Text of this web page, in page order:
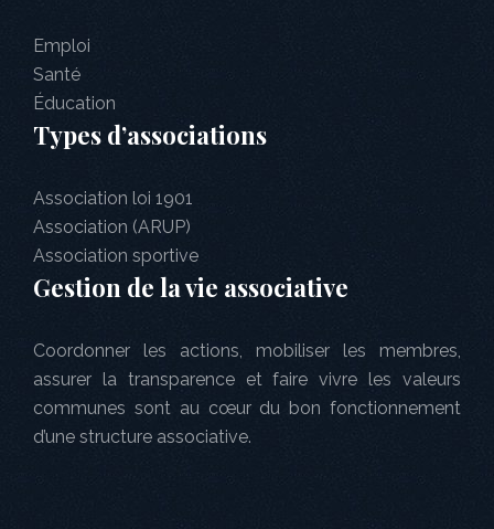
Emploi
Santé
Éducation
Types d’associations
Association loi 1901
Association (ARUP)
Association sportive
Gestion de la vie associative
Coordonner les actions, mobiliser les membres,
assurer la transparence et faire vivre les valeurs
communes sont au cœur du bon fonctionnement
d’une structure associative.